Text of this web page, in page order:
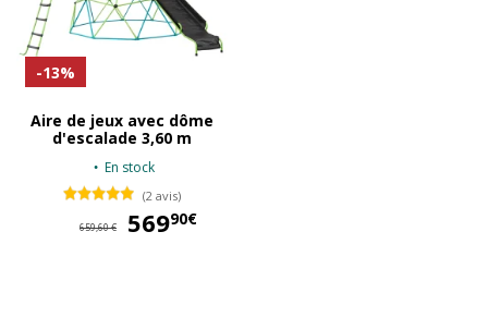
-13%
Aire de jeux avec dôme
d'escalade 3,60 m
En stock
(2 avis)
659,60 € 56990€